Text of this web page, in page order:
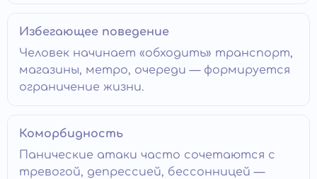
Избегающее поведение
Человек начинает «обходить» транспорт,
магазины, метро, очереди — формируется
ограничение жизни.
Коморбидность
Панические атаки часто сочетаются с
тревогой, депрессией, бессонницей —